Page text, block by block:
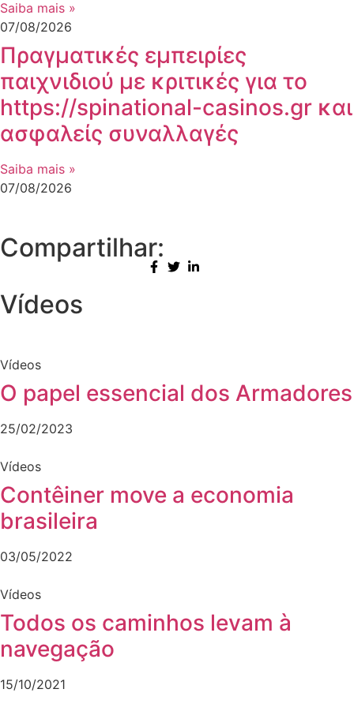
Saiba mais »
07/08/2026
Πραγματικές εμπειρίες
παιχνιδιού με κριτικές για το
https://spinational-casinos.gr και
ασφαλείς συναλλαγές
Saiba mais »
07/08/2026
Compartilhar:
Vídeos
Vídeos
O papel essencial dos Armadores
25/02/2023
Vídeos
Contêiner move a economia
brasileira
03/05/2022
Vídeos
Todos os caminhos levam à
navegação
15/10/2021